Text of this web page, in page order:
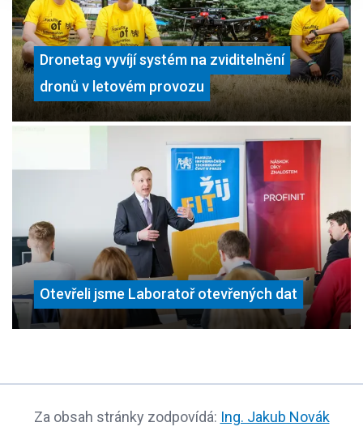
Dronetag vyvíjí systém na zviditelnění
dronů v letovém provozu
Otevřeli jsme Laboratoř otevřených dat
Za obsah stránky zodpovídá: Ing. Jakub Novák